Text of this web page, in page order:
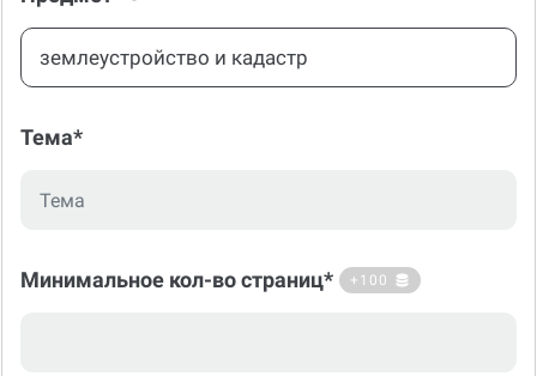
Тема*
Минимальное кол-во страниц* +100